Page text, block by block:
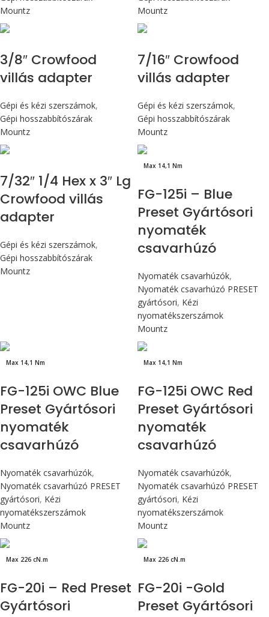
Mountz
Mountz
3/8″ Crowfood
villás adapter
Gépi és kézi szerszámok,
Gépi hosszabbítószárak
Mountz
7/16″ Crowfood
villás adapter
Gépi és kézi szerszámok,
Gépi hosszabbítószárak
Mountz
7/32″ 1/4 Hex x 3″ Lg
Crowfood villás
adapter
Gépi és kézi szerszámok,
Gépi hosszabbítószárak
Mountz
Max 14,1 Nm
FG-125i – Blue
Preset Gyártósori
nyomaték
csavarhúzó
Nyomaték csavarhúzók,
Nyomaték csavarhúzó PRESET
gyártósori, Kézi
nyomatékszerszámok
Mountz
Max 14,1 Nm
FG-125i OWC Blue
Preset Gyártósori
nyomaték
csavarhúzó
Nyomaték csavarhúzók,
Nyomaték csavarhúzó PRESET
gyártósori, Kézi
nyomatékszerszámok
Mountz
Max 14,1 Nm
FG-125i OWC Red
Preset Gyártósori
nyomaték
csavarhúzó
Nyomaték csavarhúzók,
Nyomaték csavarhúzó PRESET
gyártósori, Kézi
nyomatékszerszámok
Mountz
Max 226 cN.m
FG-20i – Red Preset
Gyártósori
Max 226 cN.m
FG-20i -Gold
Preset Gyártósori